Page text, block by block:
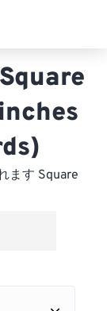
ます Square